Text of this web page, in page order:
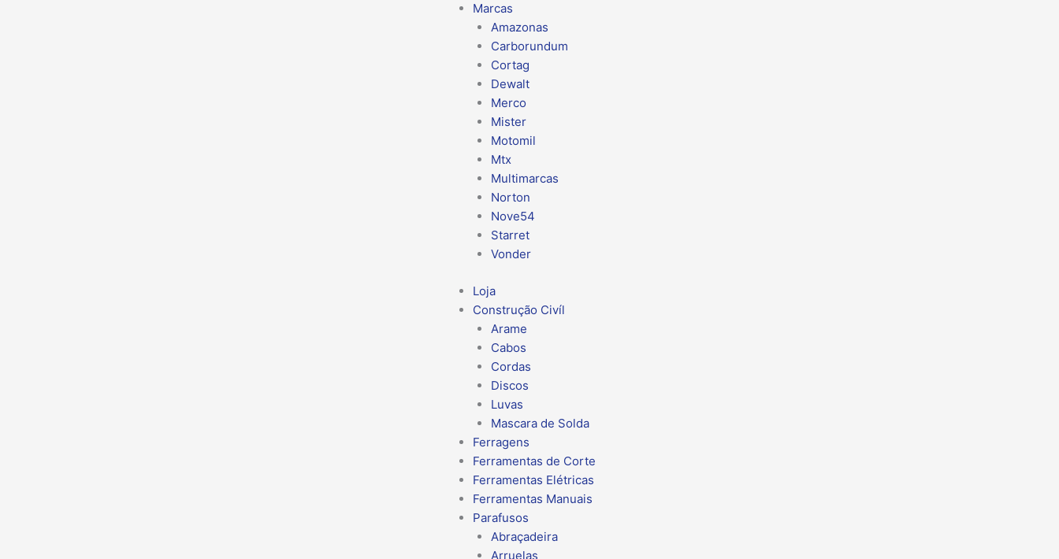
Marcas
Amazonas
Carborundum
Cortag
Dewalt
Merco
Mister
Motomil
Mtx
Multimarcas
Norton
Nove54
Starret
Vonder
Loja
Construção Civíl
Arame
Cabos
Cordas
Discos
Luvas
Mascara de Solda
Ferragens
Ferramentas de Corte
Ferramentas Elétricas
Ferramentas Manuais
Parafusos
Abraçadeira
Arruelas